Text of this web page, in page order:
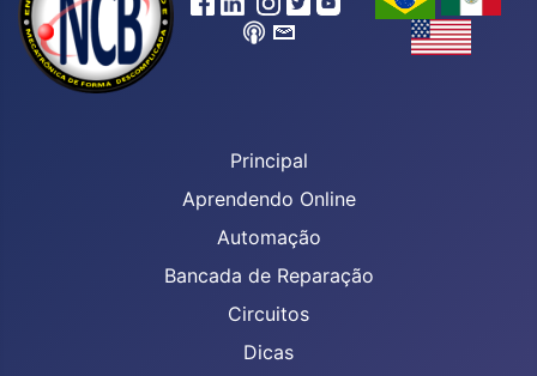
Principal
Aprendendo Online
Automação
Bancada de Reparação
Circuitos
Dicas